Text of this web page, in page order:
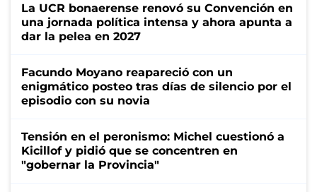
La UCR bonaerense renovó su Convención en
una jornada política intensa y ahora apunta a
dar la pelea en 2027
Facundo Moyano reapareció con un
enigmático posteo tras días de silencio por el
episodio con su novia
Tensión en el peronismo: Michel cuestionó a
Kicillof y pidió que se concentren en
"gobernar la Provincia"